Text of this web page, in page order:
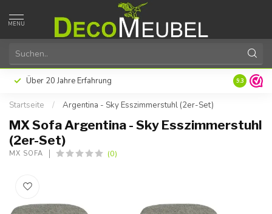
MENU
Zahlen Sie später oder in Raten mit Klarna 9.3
Startseite / Argentina - Sky Esszimmerstuhl (2er-Set)
MX Sofa Argentina - Sky Esszimmerstuhl
(2er-Set)
MX SOFA (0)